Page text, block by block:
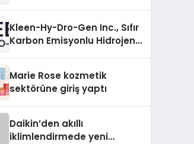
Kleen-Hy-Dro-Gen Inc., Sıfır
Karbon Emisyonlu Hidrojen
Aldı
Marie Rose kozmetik
sektörüne giriş yaptı
Daikin’den akıllı
iklimlendirmede yeni